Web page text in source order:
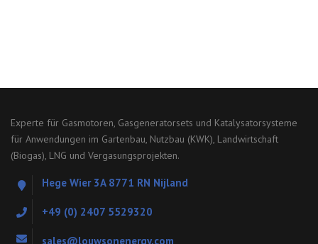
Experte für Gasmotoren, Gasgeneratorsets und Katalysatorsysteme
für Anwendungen im Gartenbau, Nutzbau (KWK), Landwirtschaft
(Biogas), LNG und Vergasungsprojekten.
Hege Wier 3A 8771 RN Nijland
+49 (0) 2407 5529320
sales@louwsonenergy.com